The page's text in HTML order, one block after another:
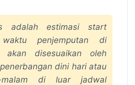
adalah estimasi start
waktu penjemputan di
akan disesuaikan oleh
dini hari atau
malam di luar jadwal